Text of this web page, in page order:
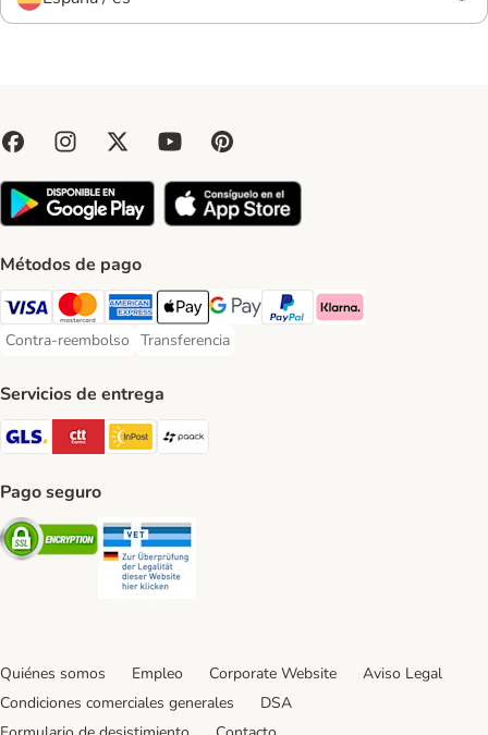
Métodos de pago
Visa Payment Method
Mastercard Payment Method
American Express Payment Method
Apple Pay Payment Method
Google Pay Payment Method
PayPal Payment Method
Klarna Payment Method
Contra-reembolso
Contra-reembolso Payment Method
Transferencia
Transferencia Payment Method
Servicios de entrega
GLS Shipping Method
CTTExpress Shipping Method
InPost Shipping Method
paack Shipping Method
Pago seguro
Security
Quiénes somos Empleo Corporate Website
Aviso Legal
Condiciones comerciales generales
DSA